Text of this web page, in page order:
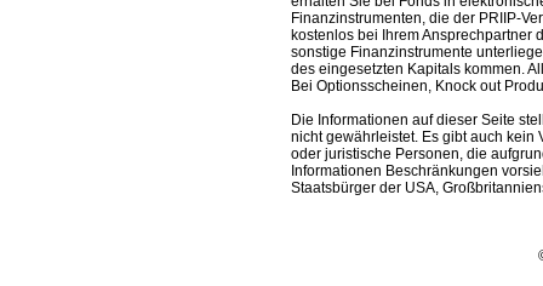
Finanzinstrumenten, die der PRIIP-
kostenlos bei Ihrem Ansprechpartner
sonstige Finanzinstrumente
des eingesetzten Kapitals kommen.
Bei Optionsscheinen, Knock out
Die Informationen auf dieser Seite
nicht gewährleistet. Es gibt auch kein
oder juristische Personen, die
Informationen Beschränkungen
Staatsbürger der USA,